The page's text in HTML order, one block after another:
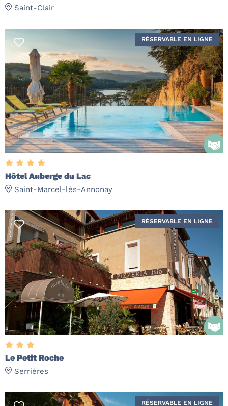
Saint-Clair
Hôtel Auberge du Lac
Saint-Marcel-lès-Annonay
RÉSERVABLE EN LIGNE
Le Petit Roche
Serrières
RÉSERVABLE EN LIGNE
RÉSERVABLE EN LIGNE